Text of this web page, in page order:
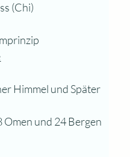
(Chi)
Himmel und Später
Omen und 24 Bergen